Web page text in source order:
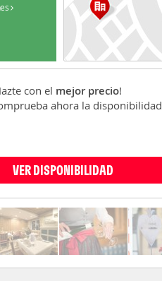
con el mejor precio!
ahora la disponibilidad
VER DISPONIBILIDAD